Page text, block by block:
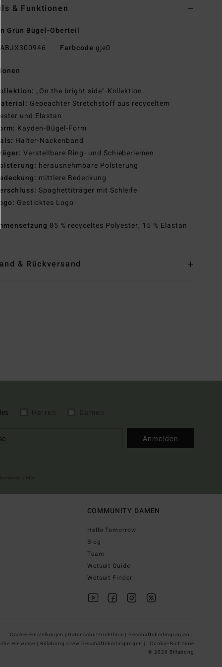
& Funktionen
Grün Bügel-Oberteil
ABJX300946 Farbcode gje0
Kollektion: „On the bright side"-Kollektion
Material: Gepeachter Stretchstoff aus recyceltem
und Elastan
Form: Kayden-Bügel-Form
Hals: Halter-Nackenband
Träger: Verstellbare Ring- und Schieberiemen
Polsterung: herausnehmbare Polsterung
Bedeckung: mittlere Bedeckung
Verschluss: Spaghettiträger mit Schleife
Logo: Gesticktes Logo
85 % recyceltes Polyester, 15 % Elastan
& Rückversand
Anmelden
COMMUNITY DAMEN
Hello Tomorrow
Blog
Team
Wetsuit Guide
Wetsuit Finder
Cookie-Einstellungen | Datenschutzrichtlinie | Geschäftsbedingungen |
Hinweise | Billabong Crew Geschäftsbedingungen |
Cookie-Richtlinie
© 2026 Billabong